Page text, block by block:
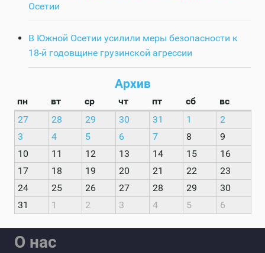
Осетии
В Южной Осетии усилили меры безопасности к
18-й годовщине грузинской агрессии
Архив
пн вт ср чт пт сб
вс
27
28 29 30 31 1
2
3
4 5 6 7 8
9
10
11 12 13 14 15
16
17
18 19 20 21 22
23
24
25 26 27 28 29
30
31
1 2 3 4 5 6
О нас